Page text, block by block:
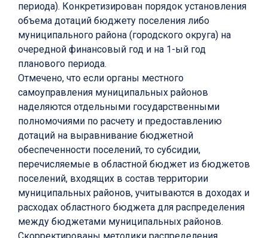
периода). Конкретизирован порядок установления
объема дотаций бюджету поселения либо
муниципального района (городского округа) на
очередной финансовый год и на 1-ый год
планового периода.
Отмечено, что если органы местного
самоуправления муниципальных районов
наделяются отдельными государственными
полномочиями по расчету и предоставлению
дотаций на выравнивание бюджетной
обеспеченности поселений, то субсидии,
перечисляемые в областной бюджет из бюджетов
поселений, входящих в состав территории
муниципальных районов, учитываются в доходах и
расходах областного бюджета для распределения
между бюджетами муниципальных районов.